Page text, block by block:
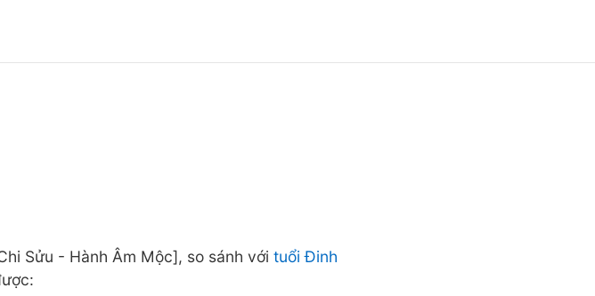
Sửu - Hành Âm Mộc], so sánh vớituổi Đinh